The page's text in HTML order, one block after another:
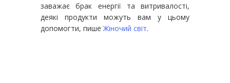
заважає брак енергії та витривалості,
деякі продукти можуть вам у цьому
допомогти, пише Жіночий світ.